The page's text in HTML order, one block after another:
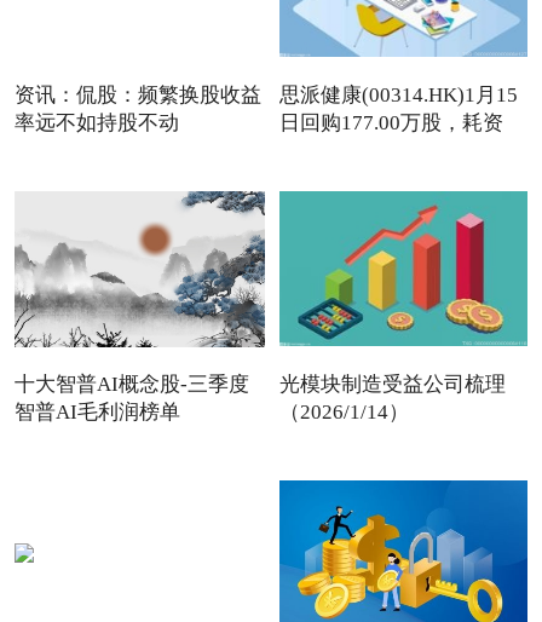
资讯：侃股：频繁换股收益
率远不如持股不动
思派健康(00314.HK)1月15
日回购177.00万股，耗资
十大智普AI概念股-三季度
智普AI毛利润榜单
光模块制造受益公司梳理
（2026/1/14）